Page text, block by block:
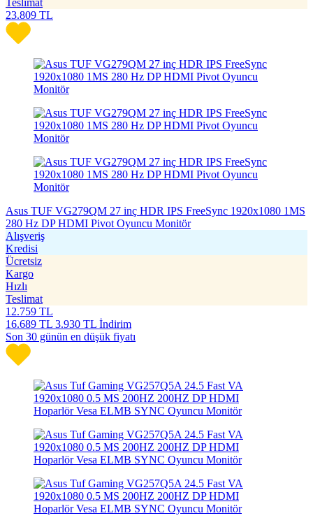
23.809 TL
Asus TUF VG279QM 27 inç HDR IPS FreeSync 1920x1080 1MS
280 Hz DP HDMI Pivot Oyuncu Monitör
Alışveriş
Kredisi
Ücretsiz
Kargo
Hızlı
Teslimat
12.759 TL
16.689 TL 3.930 TL İndirim
Son 30 günün en düşük fiyatı